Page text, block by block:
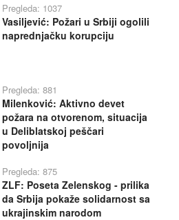
Pregleda: 1037
Vasiljević: Požari u Srbiji ogolili
naprednjačku korupciju
Pregleda: 881
Milenković: Aktivno devet
požara na otvorenom, situacija
u Deliblatskoj peščari
povoljnija
Pregleda: 875
ZLF: Poseta Zelenskog - prilika
da Srbija pokaže solidarnost sa
ukrajinskim narodom